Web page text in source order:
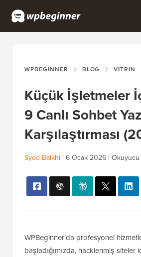
WPBEGINNER BLOG VITRIN
Küçük İşletmeler
9 Canlı Sohbet
Karşılaştırması
Syed Balkhi | 6 Ocak 2026 | Okuyucu
WPBeginner'da profesyonel
başladığımızda, hacklenmiş siteler